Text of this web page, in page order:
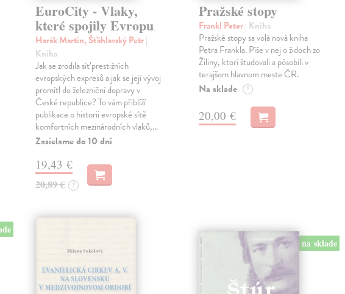
EuroCity - Vlaky,
které spojily Evropu
Harák Martin, Šťáhlavský Petr|
Kniha
Jak se zrodila síť prestižních
evropských expresů a jak se její vývoj
promítl do železniční dopravy v
České republice? To vám přiblíží
publikace o historii evropské sítě
komfortních mezinárodních vlaků,…
Zasielame do 10 dní
19,43 €
20,89 € ?
Pražské stopy
Frankl Peter| Kniha
Pražské stopy sa volá nová kniha
Petra Frankla. Píše v nej o židoch zo
Žiliny, ktorí študovali a pôsobili v
terajšom hlavnom meste ČR.
Na sklade ?
20,00 €
na sklade